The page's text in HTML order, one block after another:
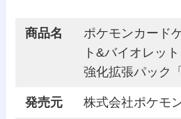
商品名
ポケモンカード
ト&バイオレット
強化拡張パック
発売元 株式会社ポケモ